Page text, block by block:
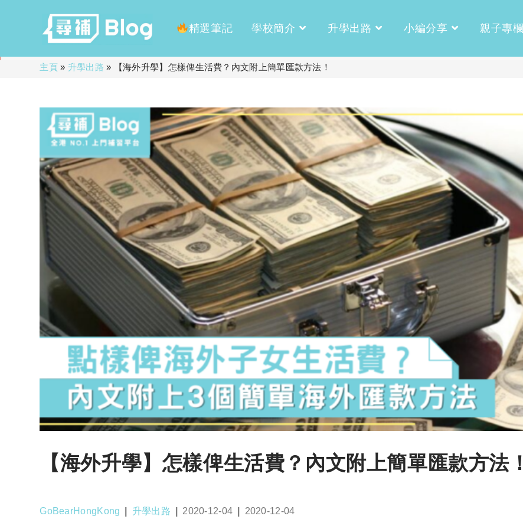
精選筆記 學校簡介 升學出路 小編分享 親子專欄
主頁» 升學出路 » 【海外升學】怎樣俾生活費？內文附上簡單匯款方法！
【海外升學】怎樣俾生活費？內文附上簡單匯款方法！
Post
GoBearHongKong
Post
升學出路
Post
2020-12-04
Post
2020-12-04